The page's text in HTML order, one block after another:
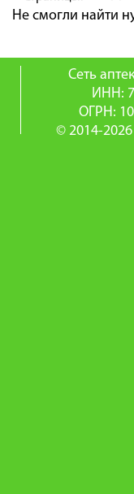
Не смогли найти
Сеть
ИНН:
ОГРН:
© 2014-